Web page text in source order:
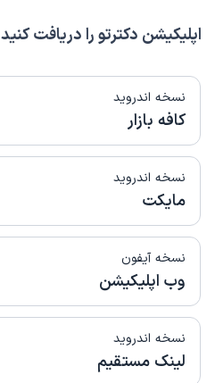
اپلیکیشن دکترتو را دریافت کنید
نسخه اندروید
کافه بازار
نسخه اندروید
مایکت
نسخه آیفون
وب اپلیکیشن
نسخه اندروید
لینک مستقیم